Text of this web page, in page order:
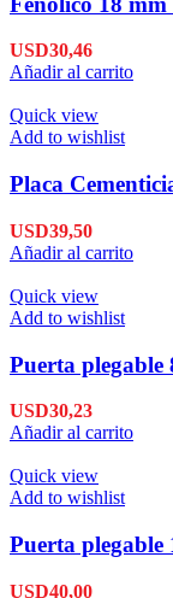
USD30,46
Añadir al carrito
Quick view
Add to wishlist
Placa
USD39,50
Añadir al carrito
Quick view
Add to wishlist
Puerta plegable
USD30,23
Añadir al carrito
Quick view
Add to wishlist
Puerta plegable
USD40,00